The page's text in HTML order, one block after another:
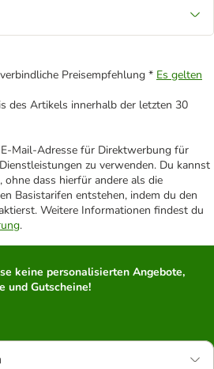
Preisempfehlung * Es gelten
des Artikels innerhalb der letzten 30
Mail-Adresse für Direktwerbung für
zu verwenden. Du kannst
ohne dass hierfür andere als die
Basistarifen entstehen, indem du den
Weitere Informationen findest du
.
keine personalisierten Angebote,
und Gutscheine!